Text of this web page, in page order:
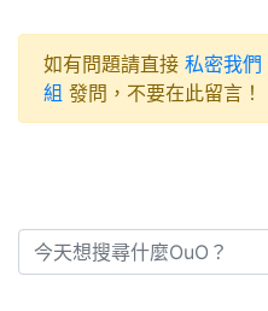
如有問題請直接 私密我們
組 發問，不要在此留言！